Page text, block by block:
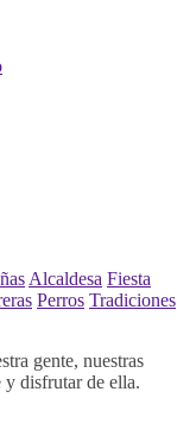
Alcaldesa Fiesta
Perros Tradiciones
gente, nuestras
y disfrutar de ella.